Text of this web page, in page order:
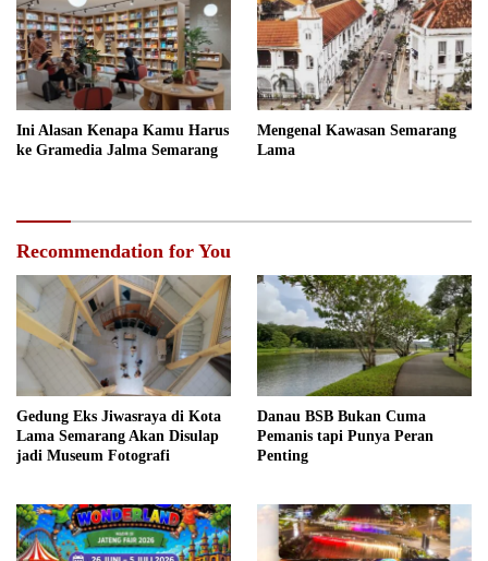
Ini Alasan Kenapa Kamu Harus
ke Gramedia Jalma Semarang
Mengenal Kawasan Semarang
Lama
Recommendation for You
Gedung Eks Jiwasraya di Kota
Lama Semarang Akan Disulap
jadi Museum Fotografi
Danau BSB Bukan Cuma
Pemanis tapi Punya Peran
Penting